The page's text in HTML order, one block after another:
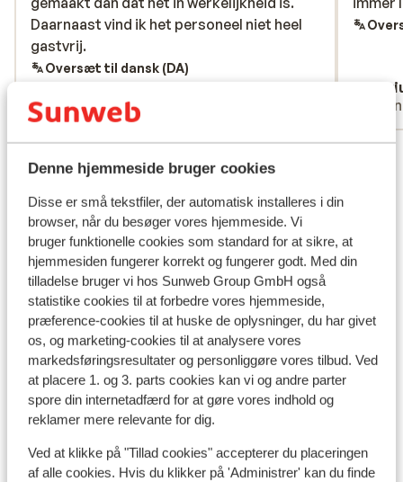
Denne hjemmeside bruger cookies
Disse er små tekstfiler, der automatisk installeres i din
browser, når du besøger vores hjemmeside. Vi
bruger funktionelle cookies som standard for at sikre, at
hjemmesiden fungerer korrekt og fungerer godt. Med din
tilladelse bruger vi hos Sunweb Group GmbH også
statistike cookies til at forbedre vores hjemmeside,
præference-cookies til at huske de oplysninger, du har givet
os, og marketing-cookies til at analysere vores
markedsføringsresultater og personliggøre vores tilbud. Ved
at placere 1. og 3. parts cookies kan vi og andre parter
spore din internetadfærd for at gøre vores indhold og
reklamer mere relevante for dig.
Ved at klikke på "Tillad cookies" accepterer du placeringen
af alle cookies. Hvis du klikker på 'Administrer' kan du finde
Daarnaast vind ik het personeel niet heel
gastvrij.
Daarnaast vind ik het personeel niet heel
gastvrij.
Oversæt til dansk (DA)
Med familie
Liftkort/skileje/undervisning
Liftkort
Undervisning
Skileje
Andre overnatningssteder i
Schladming-Dachstein - Ski Amadé
Gut Raunerhof